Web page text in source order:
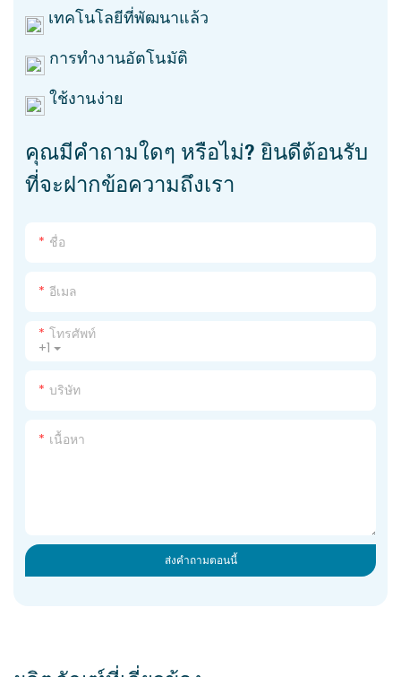
เทคโนโลยีที่พัฒนาแล้ว
การทำงานอัตโนมัติ
ใช้งานง่าย
คุณมีคำถามใดๆ หรือไม่? ยินดีต้อนรับ
ที่จะฝากข้อความถึงเรา
ชื่อ
อีเมล
+1
โทรศัพท์
บริษัท
เนื้อหา
ส่งคำถามตอนนี้